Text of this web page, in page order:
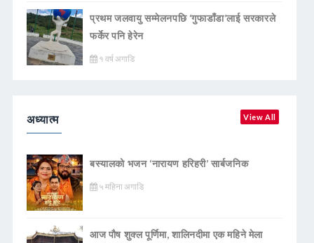
प्रथम जलवायु सम्मेलनपछि ‘गुफाडाँडा’लाई सरकारले
फर्केर पनि हेरेन
१ वर्ष अगाडि
अध्यात्म View All
बस्यालको भजन ‘नारायण हरिहरी’ सार्बजनिक
५ महिना अगाडि
आज पौष शुक्ल पूर्णिमा, शालिनदीमा एक महिने मेला